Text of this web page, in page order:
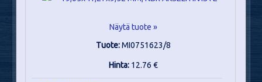
Näytä tuote »
Tuote:MI0751623/8
Hinta: 12.76 €